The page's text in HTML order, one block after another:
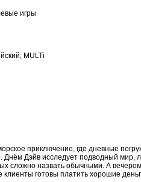
игры
MULTi
приключение, где дневные
Днём Дэйв исследует подводный мир,
сложно назвать обычными. А
готовы платить хорошие